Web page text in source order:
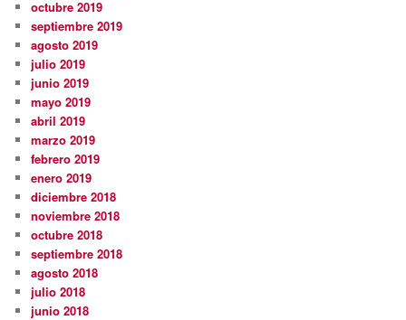
octubre 2019
septiembre 2019
agosto 2019
julio 2019
junio 2019
mayo 2019
abril 2019
marzo 2019
febrero 2019
enero 2019
diciembre 2018
noviembre 2018
octubre 2018
septiembre 2018
agosto 2018
julio 2018
junio 2018